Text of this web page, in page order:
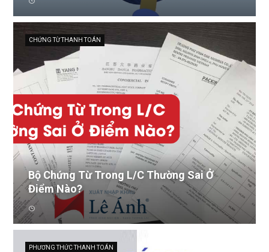
CHỨNG TỪ THANH TOÁN
Bộ Chứng Từ Trong L/C Thường Sai Ở
Điểm Nào?
PHƯƠNG THỨC THANH TOÁN